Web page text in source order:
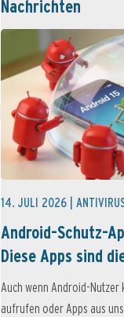
Nachrichten
14. JULI 2026 |
Android-Schutz-
Diese Apps sind
Auch wenn Android-Nutzer
aufrufen oder Apps aus